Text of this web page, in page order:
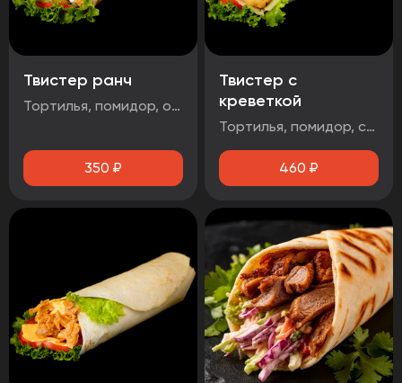
Твистер ранч
Тортилья, помидор, огурец маринованный, салат айсберг, стрипсы 2шт, соус чесночный
350 ₽
Твистер с
креветкой
Тортилья, помидор, салат айсберг, сыр чеддер, креветка, соус чесночный
460 ₽